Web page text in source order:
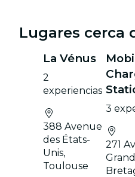
Lugares cerca
La Vénus
2
experiencias
388 Avenue
des États-
Unis,
Toulouse
3
271